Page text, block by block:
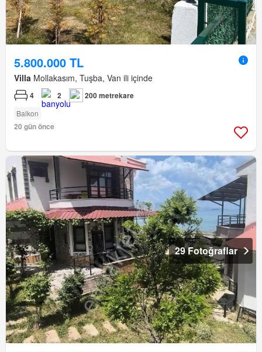
5.800.000 TL
Villa Mollakasım, Tuşba, Van ili içinde
4 2 200 metrekare
Balkon
20 gün önce
29 Fotoğraflar